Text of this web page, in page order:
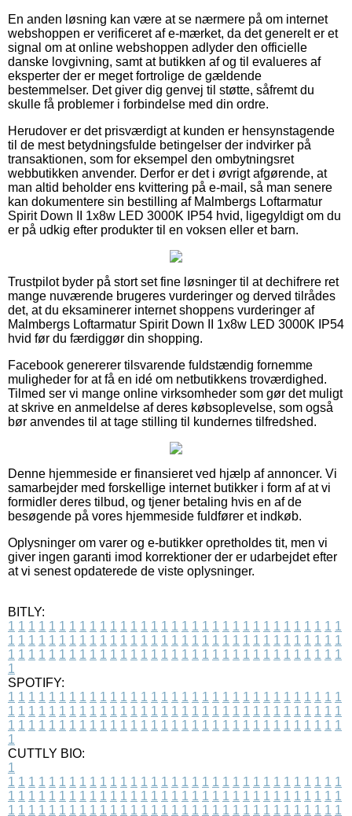
En anden løsning kan være at se nærmere på om internet
webshoppen er verificeret af e-mærket, da det generelt er et
signal om at online webshoppen adlyder den officielle
danske lovgivning, samt at butikken af og til evalueres af
eksperter der er meget fortrolige de gældende
bestemmelser. Det giver dig genvej til støtte, såfremt du
skulle få problemer i forbindelse med din ordre.
Herudover er det prisværdigt at kunden er hensynstagende
til de mest betydningsfulde betingelser der indvirker på
transaktionen, som for eksempel den ombytningsret
webbutikken anvender. Derfor er det i øvrigt afgørende, at
man altid beholder ens kvittering på e-mail, så man senere
kan dokumentere sin bestilling af Malmbergs Loftarmatur
Spirit Down II 1x8w LED 3000K IP54 hvid, ligegyldigt om du
er på udkig efter produkter til en voksen eller et barn.
Trustpilot byder på stort set fine løsninger til at dechifrere ret
mange nuværende brugeres vurderinger og derved tilrådes
det, at du eksaminerer internet shoppens vurderinger af
Malmbergs Loftarmatur Spirit Down II 1x8w LED 3000K IP54
hvid før du færdiggør din shopping.
Facebook genererer tilsvarende fuldstændig fornemme
muligheder for at få en idé om netbutikkens troværdighed.
Tilmed ser vi mange online virksomheder som gør det muligt
at skrive en anmeldelse af deres købsoplevelse, som også
bør anvendes til at tage stilling til kundernes tilfredshed.
Denne hjemmeside er finansieret ved hjælp af annoncer. Vi
samarbejder med forskellige internet butikker i form af at vi
formidler deres tilbud, og tjener betaling hvis en af de
besøgende på vores hjemmeside fuldfører et indkøb.
Oplysninger om varer og e-butikker opretholdes tit, men vi
giver ingen garanti imod korrektioner der er udarbejdet efter
at vi senest opdaterede de viste oplysninger.
BITLY:
1 1 1 1 1 1 1 1 1 1 1 1 1 1 1 1 1 1 1 1 1 1 1 1 1 1 1 1 1 1 1 1 1
1 1 1 1 1 1 1 1 1 1 1 1 1 1 1 1 1 1 1 1 1 1 1 1 1 1 1 1 1 1 1 1 1
1 1 1 1 1 1 1 1 1 1 1 1 1 1 1 1 1 1 1 1 1 1 1 1 1 1 1 1 1 1 1 1 1
1
SPOTIFY:
1 1 1 1 1 1 1 1 1 1 1 1 1 1 1 1 1 1 1 1 1 1 1 1 1 1 1 1 1 1 1 1 1
1 1 1 1 1 1 1 1 1 1 1 1 1 1 1 1 1 1 1 1 1 1 1 1 1 1 1 1 1 1 1 1 1
1 1 1 1 1 1 1 1 1 1 1 1 1 1 1 1 1 1 1 1 1 1 1 1 1 1 1 1 1 1 1 1 1
1
CUTTLY BIO:
1
1 1 1 1 1 1 1 1 1 1 1 1 1 1 1 1 1 1 1 1 1 1 1 1 1 1 1 1 1 1 1 1 1
1 1 1 1 1 1 1 1 1 1 1 1 1 1 1 1 1 1 1 1 1 1 1 1 1 1 1 1 1 1 1 1 1
1 1 1 1 1 1 1 1 1 1 1 1 1 1 1 1 1 1 1 1 1 1 1 1 1 1 1 1 1 1 1 1 1